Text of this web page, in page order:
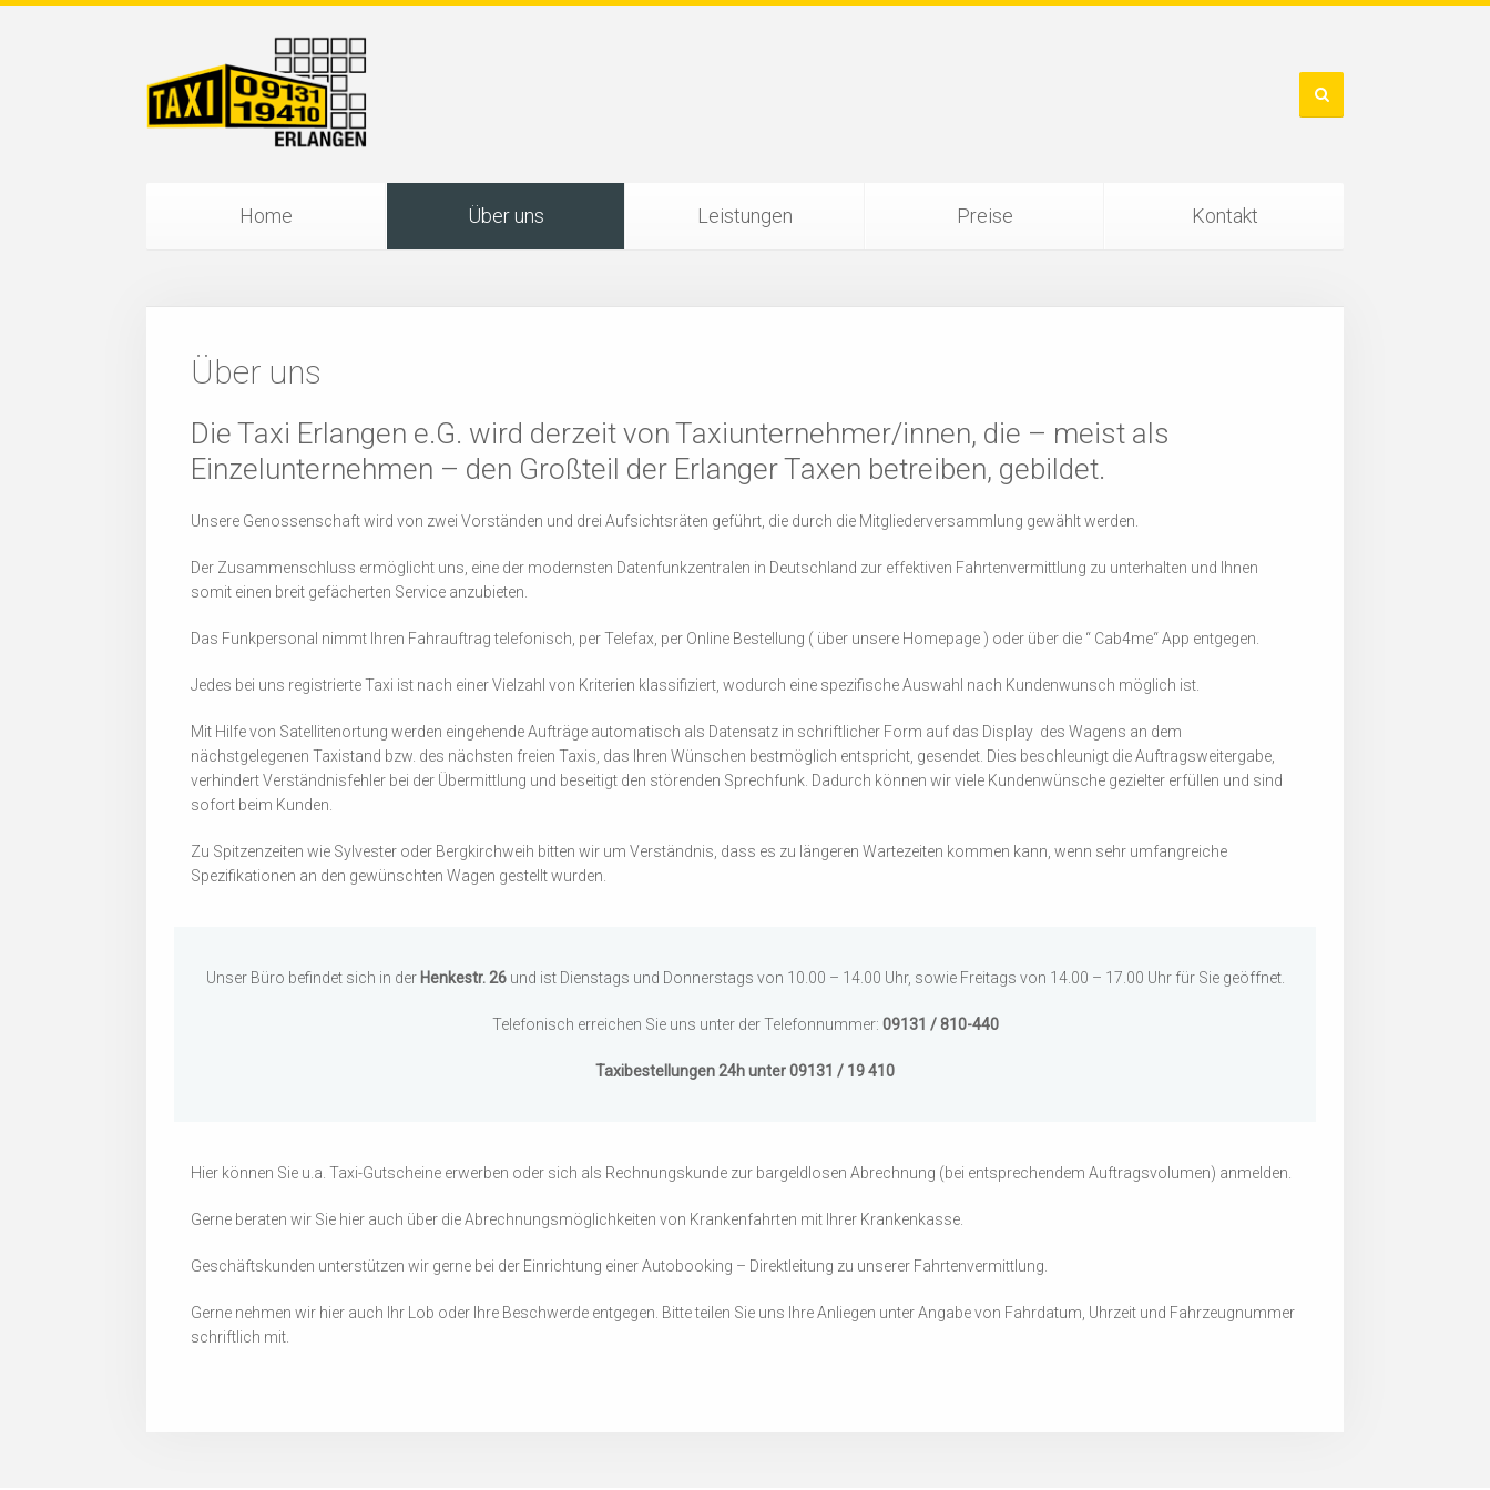
Home Über uns Leistungen Preise Kontakt
Über uns
Die Taxi Erlangen e.G. wird derzeit von Taxiunternehmer/innen, die – meist als
Einzelunternehmen – den Großteil der Erlanger Taxen betreiben, gebildet.
Unsere Genossenschaft wird von zwei Vorständen und drei Aufsichtsräten geführt, die durch die Mitgliederversammlung gewählt werden.
Der Zusammenschluss ermöglicht uns, eine der modernsten Datenfunkzentralen in Deutschland zur effektiven Fahrtenvermittlung zu unterhalten und Ihnen
somit einen breit gefächerten Service anzubieten.
Das Funkpersonal nimmt Ihren Fahrauftrag telefonisch, per Telefax, per Online Bestellung ( über unsere Homepage ) oder über die “ Cab4me“ App entgegen.
Jedes bei uns registrierte Taxi ist nach einer Vielzahl von Kriterien klassifiziert, wodurch eine spezifische Auswahl nach Kundenwunsch möglich ist.
Mit Hilfe von Satellitenortung werden eingehende Aufträge automatisch als Datensatz in schriftlicher Form auf das Display des Wagens an dem
nächstgelegenen Taxistand bzw. des nächsten freien Taxis, das Ihren Wünschen bestmöglich entspricht, gesendet. Dies beschleunigt die Auftragsweitergabe,
verhindert Verständnisfehler bei der Übermittlung und beseitigt den störenden Sprechfunk. Dadurch können wir viele Kundenwünsche gezielter erfüllen und sind
sofort beim Kunden.
Zu Spitzenzeiten wie Sylvester oder Bergkirchweih bitten wir um Verständnis, dass es zu längeren Wartezeiten kommen kann, wenn sehr umfangreiche
Spezifikationen an den gewünschten Wagen gestellt wurden.
Unser Büro befindet sich in der Henkestr. 26und ist Dienstags und Donnerstags von 10.00 – 14.00 Uhr, sowie Freitags von 14.00 – 17.00 Uhr für Sie geöffnet.
Telefonisch erreichen Sie uns unter der Telefonnummer: 09131 / 810-440
Taxibestellungen 24h unter 09131 / 19 410
Hier können Sie u.a. Taxi-Gutscheine erwerben oder sich als Rechnungskunde zur bargeldlosen Abrechnung (bei entsprechendem Auftragsvolumen) anmelden.
Gerne beraten wir Sie hier auch über die Abrechnungsmöglichkeiten von Krankenfahrten mit Ihrer Krankenkasse.
Geschäftskunden unterstützen wir gerne bei der Einrichtung einer Autobooking – Direktleitung zu unserer Fahrtenvermittlung.
Gerne nehmen wir hier auch Ihr Lob oder Ihre Beschwerde entgegen. Bitte teilen Sie uns Ihre Anliegen unter Angabe von Fahrdatum, Uhrzeit und Fahrzeugnummer
schriftlich mit.